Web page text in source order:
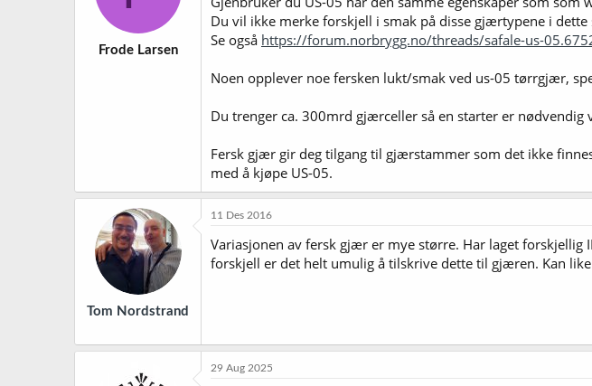
Frode Larsen
Du vil ikke merke forskjell i smak på disse gjærtypene i dette
Se også https://forum.norbrygg.no/threads/safale-us-
Noen opplever noe fersken lukt/smak ved us-05 tørrgjær,
Du trenger ca. 300mrd gjærceller så en starter er nødvendig
Fersk gjær gir deg tilgang til gjærstammer som det ikke
med å kjøpe US-05.
Tom Nordstrand
11 Des 2016
Variasjonen av fersk gjær er mye større. Har laget
forskjell er det helt umulig å tilskrive dette til gjæren. Kan
29 Aug 2025